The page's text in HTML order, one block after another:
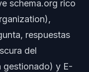
schema.org rico
respuestas
del
y E-